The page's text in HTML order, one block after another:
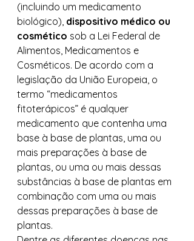
(incluindo um medicamento
biológico), dispositivo médico ou
cosmético sob a Lei Federal de
Alimentos, Medicamentos e
Cosméticos. De acordo com a
legislação da União Europeia, o
termo “medicamentos
fitoterápicos” é qualquer
medicamento que contenha uma
base à base de plantas, uma ou
mais preparações à base de
plantas, ou uma ou mais dessas
substâncias à base de plantas em
combinação com uma ou mais
dessas preparações à base de
plantas.